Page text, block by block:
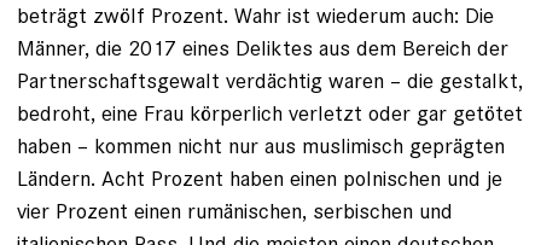
beträgt zwölf Prozent. Wahr ist wiederum auch: Die
Männer, die 2017 eines Deliktes aus dem Bereich der
Partnerschafts­gewalt verdächtig waren – die gestalkt,
bedroht, eine Frau ­körperlich verletzt oder gar getötet
haben – ­kommen nicht nur aus muslimisch geprägten
Ländern. Acht ­Prozent haben einen polnischen und je
vier Prozent einen rumänischen, serbischen und